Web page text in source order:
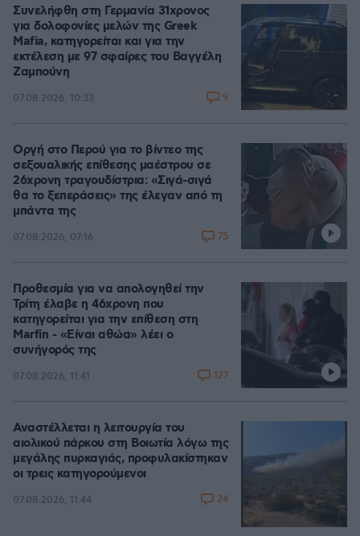
Συνελήφθη στη Γερμανία 31χρονος
για δολοφονίες μελών της Greek
Mafia, κατηγορείται και για την
εκτέλεση με 97 σφαίρες του Βαγγέλη
Ζαμπούνη
07.08.2026, 10:33 9
Οργή στο Περού για το βίντεο της
σεξουαλικής επίθεσης μαέστρου σε
26χρονη τραγουδίστρια: «Σιγά-σιγά
θα το ξεπεράσεις» της έλεγαν από τη
μπάντα της
07.08.2026, 07:16 75
Προθεσμία για να απολογηθεί την
Τρίτη έλαβε η 46χρονη που
κατηγορείται για την επίθεση στη
Marfin - «Είναι αθώα» λέει ο
συνήγορός της
07.08.2026, 11:41 127
Αναστέλλεται η λειτουργία του
αιολικού πάρκου στη Βοιωτία λόγω της
μεγάλης πυρκαγιάς, προφυλακίστηκαν
οι τρεις κατηγορούμενοι
07.08.2026, 11:44 24